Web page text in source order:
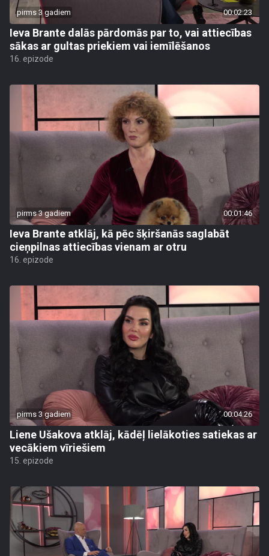
pirms 3 gadiem 00:02:23
Ieva Brante dalās pārdomās par to, vai attiecības
sākas ar gultas priekiem vai iemīlēšanos
16. epizode
pirms 3 gadiem 00:01:46
Ieva Brante atklāj, kā pēc šķiršanās saglabāt
cieņpilnas attiecības vienam ar otru
16. epizode
pirms 3 gadiem 00:04:26
Liene Ušakova atklāj, kādēļ lielākoties satiekas ar
vecākiem vīriešiem
15. epizode